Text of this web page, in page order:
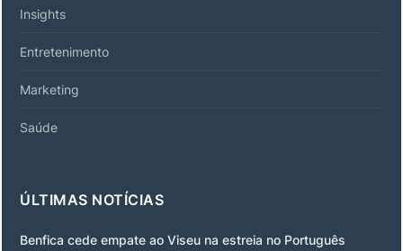
Insights
Entretenimento
Marketing
Saúde
ÚLTIMAS NOTÍCIAS
Benfica cede empate ao Viseu na estreia no Português